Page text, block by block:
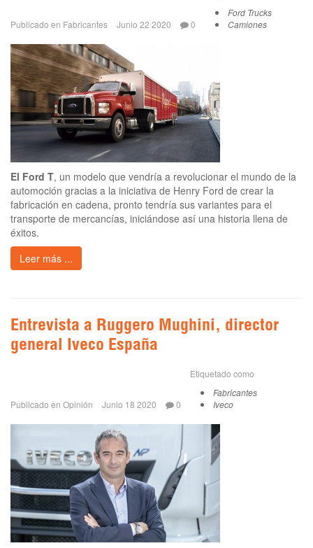
Publicado en Fabricantes Junio 22 2020 0
Ford Trucks
Camiones
El Ford T, un modelo que vendría a revolucionar el mundo de la
automoción gracias a la iniciativa de Henry Ford de crear la
fabricación en cadena, pronto tendría sus variantes para el
transporte de mercancías, iniciándose así una historia llena de
éxitos.
Leer más ...
Entrevista a Ruggero Mughini, director
general Iveco España
Publicado en Opinión Junio 18 2020 0
Etiquetado como
Fabricantes
Iveco